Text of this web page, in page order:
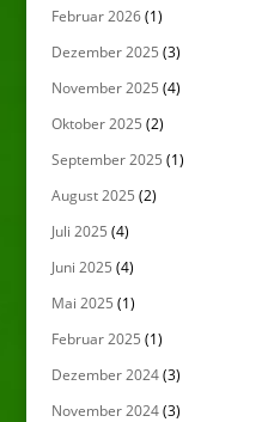
Februar 2026(1)
Dezember 2025 (3)
November 2025 (4)
Oktober 2025 (2)
September 2025 (1)
August 2025 (2)
Juli 2025 (4)
Juni 2025 (4)
Mai 2025 (1)
Februar 2025 (1)
Dezember 2024(3)
November 2024(3)